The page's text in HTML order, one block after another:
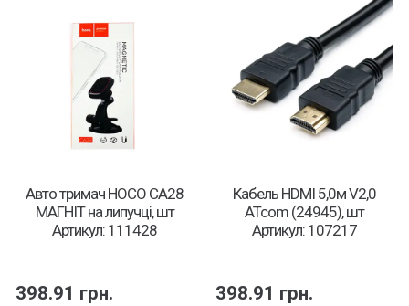
Авто тримач HOCO CA28
МАГНІТ на липучці, шт
Артикул: 111428
398.91 грн.
Кабель HDMI 5,0м V2,0
ATcom (24945), шт
Артикул: 107217
398.91 грн.